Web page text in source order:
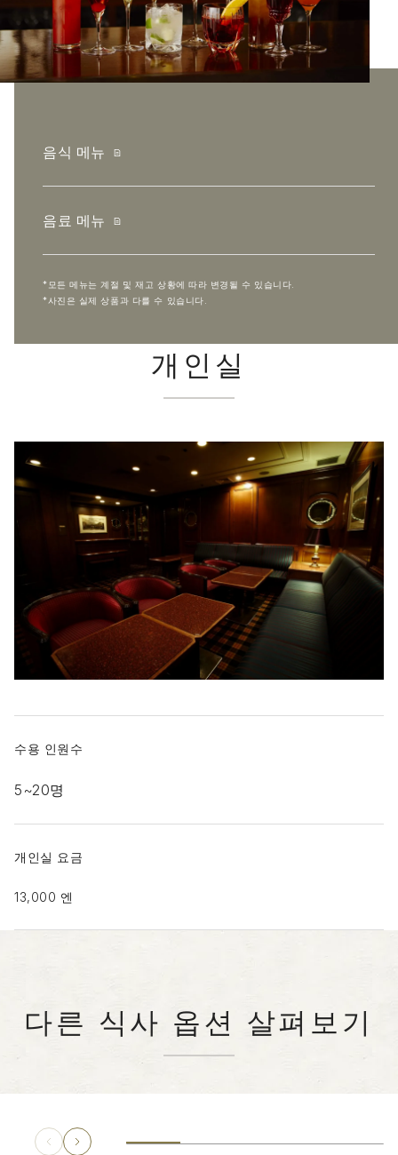
음식 메뉴
음료 메뉴
*모든 메뉴는 계절 및 재고 상황에 따라 변경될 수 있습니다.
*사진은 실제 상품과 다를 수 있습니다.
개인실
수용 인원수
5~20명
개인실 요금
13,000 엔
다른 식사 옵션 살펴보기